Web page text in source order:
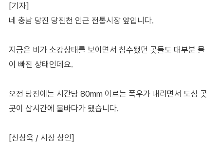
[기자]
네 충남 당진 당진천 인근 전통시장 앞입니다.
지금은 비가 소강상태를 보이면서 침수됐던 곳들도 대부분 물
이 빠진 상태인데요.
오전 당진에는 시간당 80mm 이르는 폭우가 내리면서 도심 곳
곳이 삽시간에 물바다가 됐습니다.
[신상욱 / 시장 상인]